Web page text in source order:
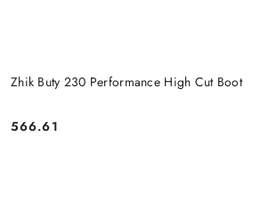
Zhik Buty 230 Performance High Cut Boot
Cena:
566.61